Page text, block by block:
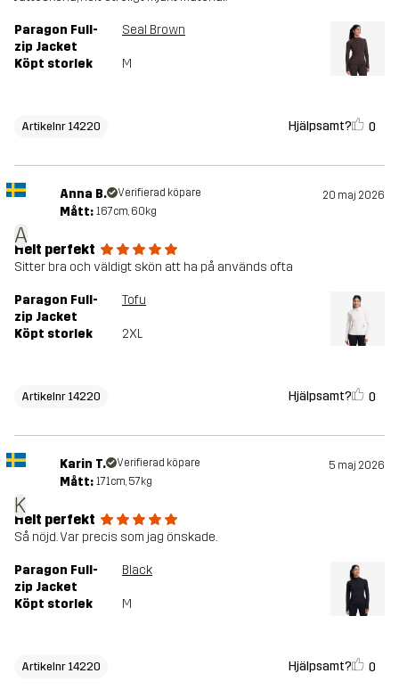
Paragon Full-
zip Jacket
Seal Brown
Köpt storlek M
Artikelnr 14220 Hjälpsamt? 0
A
Anna B. Verifierad köpare 20 maj 2026
Mått: 167cm, 60kg
Helt perfekt
Sitter bra och väldigt skön att ha på används ofta
Paragon Full-
zip Jacket
Tofu
Köpt storlek 2XL
Artikelnr 14220 Hjälpsamt? 0
K
Karin T. Verifierad köpare 5 maj 2026
Mått: 171cm, 57kg
Helt perfekt
Så nöjd. Var precis som jag önskade.
Paragon Full-
zip Jacket
Black
Köpt storlek M
Artikelnr 14220 Hjälpsamt? 0